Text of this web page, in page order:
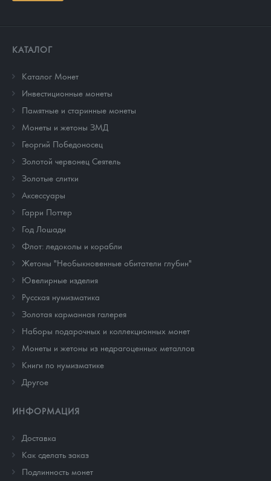
КАТАЛОГ
Каталог Монет
Инвестиционные монеты
Памятные и старинные монеты
Монеты и жетоны ЗМД
Георгий Победоносец
Золотой червонец Сеятель
Золотые слитки
Аксессуары
Гарри Поттер
Год Лошади
Флот: ледоколы и корабли
Жетоны "Необыкновенные обитатели глубин"
Ювелирные изделия
Русская нумизматика
Золотая карманная галерея
Наборы подарочных и коллекционных монет
Монеты и жетоны из недрагоценных металлов
Книги по нумизматике
Другое
ИНФОРМАЦИЯ
Доставка
Как сделать заказ
Подлинность монет